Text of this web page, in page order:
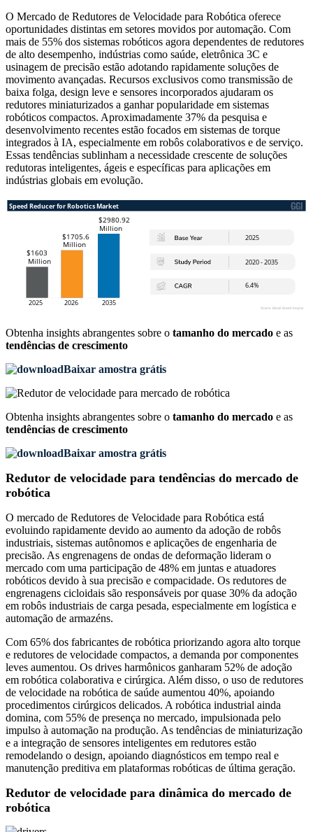
O Mercado de Redutores de Velocidade para Robótica oferece
oportunidades distintas em setores movidos por automação. Com
mais de 55% dos sistemas robóticos agora dependentes de redutores
de alto desempenho, indústrias como saúde, eletrônica 3C e
usinagem de precisão estão adotando rapidamente soluções de
movimento avançadas. Recursos exclusivos como transmissão de
baixa folga, design leve e sensores incorporados ajudaram os
redutores miniaturizados a ganhar popularidade em sistemas
robóticos compactos. Aproximadamente 37% da pesquisa e
desenvolvimento recentes estão focados em sistemas de torque
integrados à IA, especialmente em robôs colaborativos e de serviço.
Essas tendências sublinham a necessidade crescente de soluções
redutoras inteligentes, ágeis e específicas para aplicações em
indústrias globais em evolução.
Obtenha insights abrangentes sobre o tamanho do mercado e as
tendências de crescimento
Baixar amostra grátis
Obtenha insights abrangentes sobre o tamanho do mercado e as
tendências de crescimento
Baixar amostra grátis
Redutor de velocidade para tendências do mercado de
robótica
O mercado de Redutores de Velocidade para Robótica está
evoluindo rapidamente devido ao aumento da adoção de robôs
industriais, sistemas autônomos e aplicações de engenharia de
precisão. As engrenagens de ondas de deformação lideram o
mercado com uma participação de 48% em juntas e atuadores
robóticos devido à sua precisão e compacidade. Os redutores de
engrenagens cicloidais são responsáveis ​​por quase 30% da adoção
em robôs industriais de carga pesada, especialmente em logística e
automação de armazéns.
Com 65% dos fabricantes de robótica priorizando agora alto torque
e redutores de velocidade compactos, a demanda por componentes
leves aumentou. Os drives harmônicos ganharam 52% de adoção
em robótica colaborativa e cirúrgica. Além disso, o uso de redutores
de velocidade na robótica de saúde aumentou 40%, apoiando
procedimentos cirúrgicos delicados. A robótica industrial ainda
domina, com 55% de presença no mercado, impulsionada pelo
impulso à automação na produção. As tendências de miniaturização
e a integração de sensores inteligentes em redutores estão
remodelando o design, apoiando diagnósticos em tempo real e
manutenção preditiva em plataformas robóticas de última geração.
Redutor de velocidade para dinâmica do mercado de
robótica